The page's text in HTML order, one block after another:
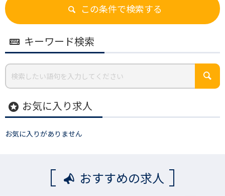
この条件で検索する
キーワード検索
stars お気に入り求人
お気に入りがありません
おすすめの求人